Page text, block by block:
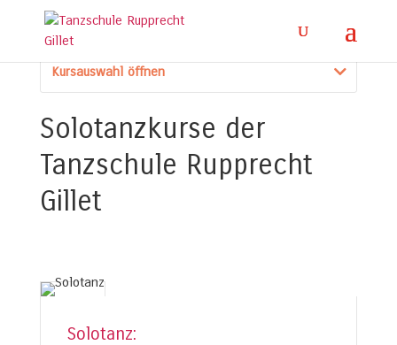
Solotanz
Kursauswahl öffnen
Solotanzkurse der
Tanzschule Rupprecht
Gillet
Solotanz: